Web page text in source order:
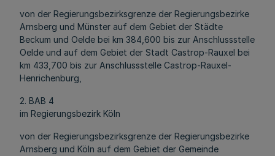
von der Regierungsbezirksgrenze der Regierungsbezirke
Arnsberg und Münster auf dem Gebiet der Städte
Beckum und Oelde bei km 384,600 bis zur Anschlussstelle
Oelde und auf dem Gebiet der Stadt Castrop-Rauxel bei
km 433,700 bis zur Anschlussstelle Castrop-Rauxel-
Henrichenburg,
2. BAB 4
im Regierungsbezirk Köln
von der Regierungsbezirksgrenze der Regierungsbezirke
Arnsberg und Köln auf dem Gebiet der Gemeinde